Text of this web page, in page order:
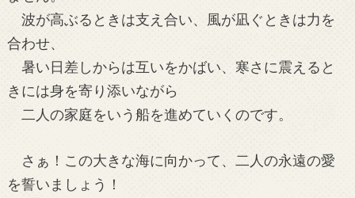
波が高ぶるときは支え合い、風が凪ぐときは力を
合わせ、
暑い日差しからは互いをかばい、寒さに震えると
きには身を寄り添いながら
二人の家庭をいう船を進めていくのです。
さぁ！この大きな海に向かって、二人の永遠の愛
を誓いましょう！